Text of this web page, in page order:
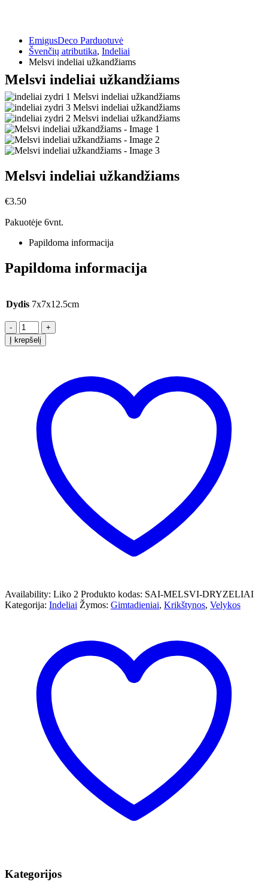
EmigusDeco Parduotuvė
Švenčių atributika, Indeliai
Melsvi indeliai užkandžiams
Melsvi indeliai užkandžiams
Melsvi indeliai užkandžiams
€3.50
Pakuotėje 6vnt.
Papildoma informacija
Papildoma informacija
Dydis 7x7x12.5cm
-
+
Į krepšelį
Availability: Liko 2 Produkto kodas: SAI-MELSVI-DRYZELIAI
Kategorija: Indeliai Žymos: Gimtadieniai, Krikštynos, Velykos
Kategorijos